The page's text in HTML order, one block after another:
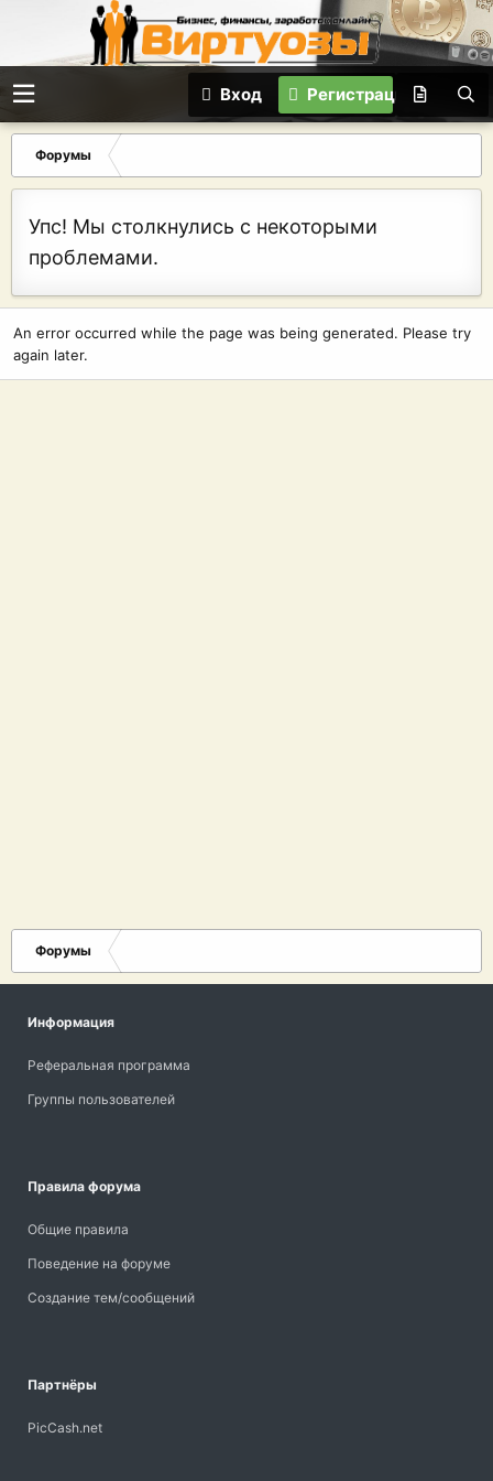
Вход Регистрация
Форумы
Упс! Мы столкнулись с некоторыми
проблемами.
An error occurred while the page was being generated. Please try
again later.
Форумы
Информация
Реферальная программа
Группы пользователей
Правила форума
Общие правила
Поведение на форуме
Создание тем/сообщений
Партнёры
PicCash.net